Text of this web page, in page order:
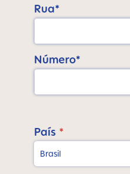
Rua*
Número*
País *